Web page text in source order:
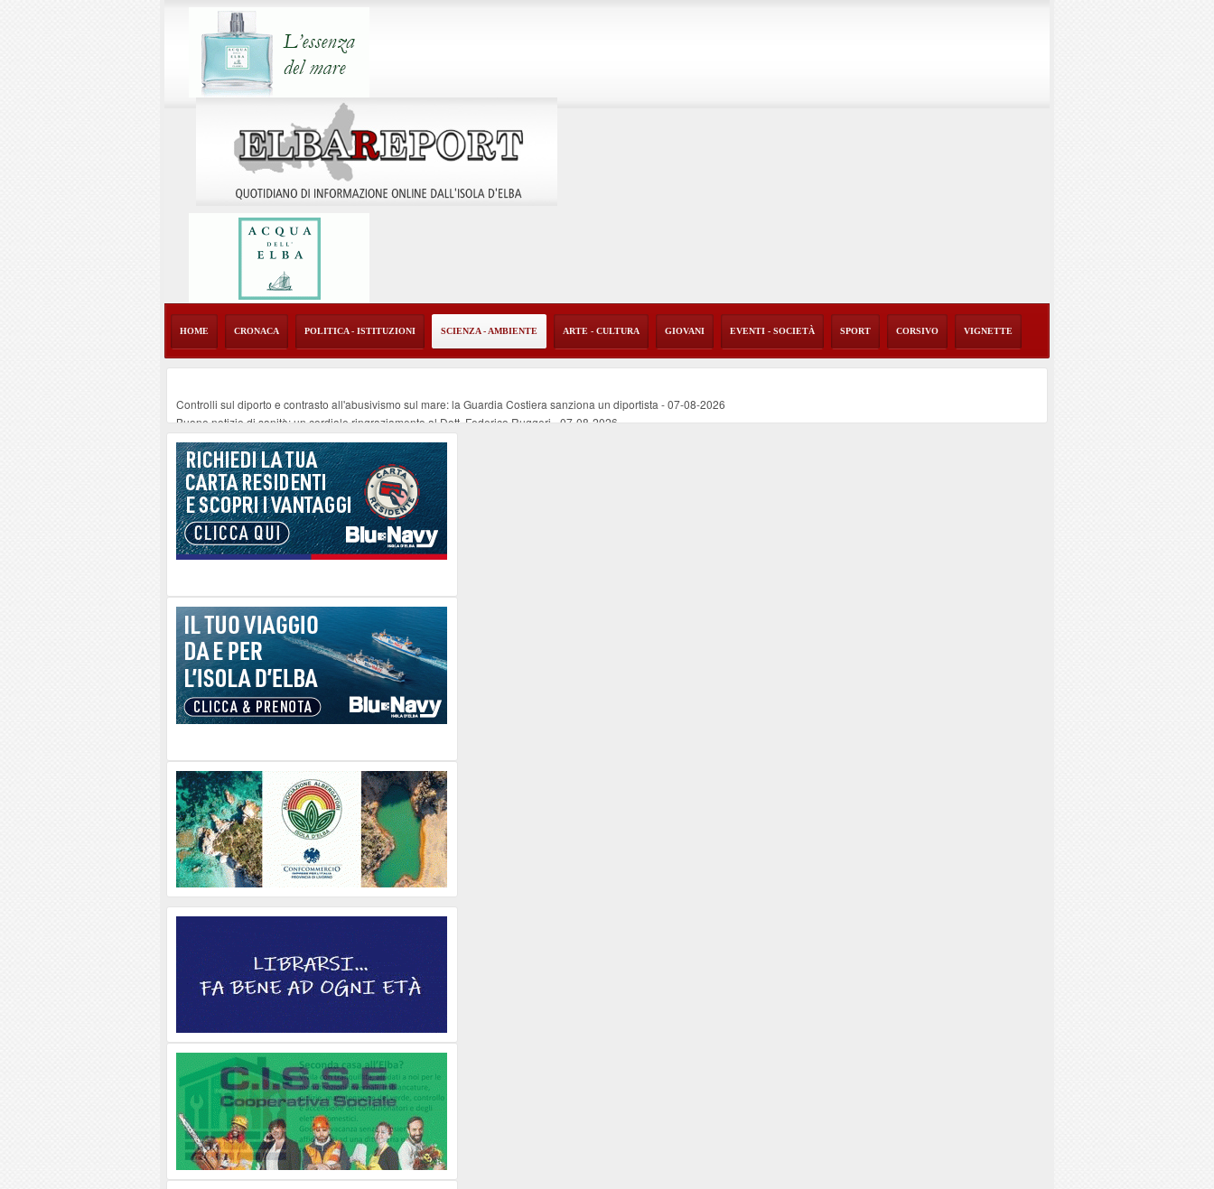
HOME CRONACA POLITICA - ISTITUZIONI SCIENZA - AMBIENTE ARTE - CULTURA GIOVANI EVENTI - SOCIETÀ SPORT CORSIVO VIGNETTE
Controlli sul diporto e contrasto all'abusivismo sul mare: la Guardia Costiera sanziona un diportista -07-08-2026
Buone notizie di sanità: un cordiale ringraziamento al Dott. Federico Ruggeri-07-08-2026
Altiero Spinelli e Ursula Hirschmann all'Elba: riaffiora una testimonianza del 1966
Capoliveri, potenziata la pulizia dei bordi stradali-07-08-2026
Marina di Campo tra i porti interessati dal nuovo piano dell'Autorità portuale regionale